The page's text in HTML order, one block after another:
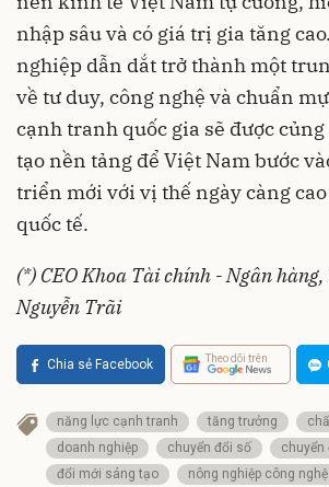
nhập sâu và có giá trị gia tăng
nghiệp dẫn dắt trở thành một
về tư duy, công nghệ và chuẩn
cạnh tranh quốc gia sẽ được củng
tạo nền tảng để Việt Nam bước
triển mới với vị thế ngày càng
quốc tế.
(*) CEO Khoa Tài chính - Ngân
Nguyễn Trãi
Chia sẻ Facebook Theo dõi trên
năng lực cạnh tranh tăng trưởng
doanh nghiệp
chuyển đổi số
chuyển
đổi mới sáng tạo
nông nghiệp công